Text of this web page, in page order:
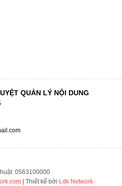
QUẢN LÝ NỘI DUNG
0563100000
| Thiết kế bởi Ldk Network